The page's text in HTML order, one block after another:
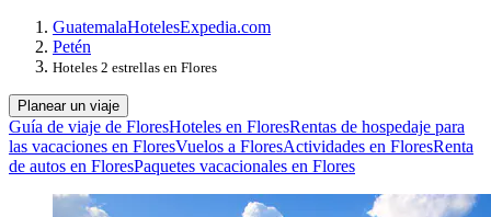
GuatemalaHotelesExpedia.com
Petén
Hoteles 2 estrellas en Flores
Planear un viaje
Guía de viaje de FloresHoteles en FloresRentas de hospedaje para
las vacaciones en FloresVuelos a FloresActividades en FloresRenta
de autos en FloresPaquetes vacacionales en Flores